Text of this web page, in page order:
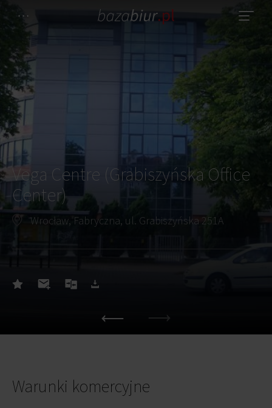
Vega Centre (Grabiszyńska Office
Center)
Wrocław, Fabryczna, ul. Grabiszyńska 251A
Warunki komercyjne